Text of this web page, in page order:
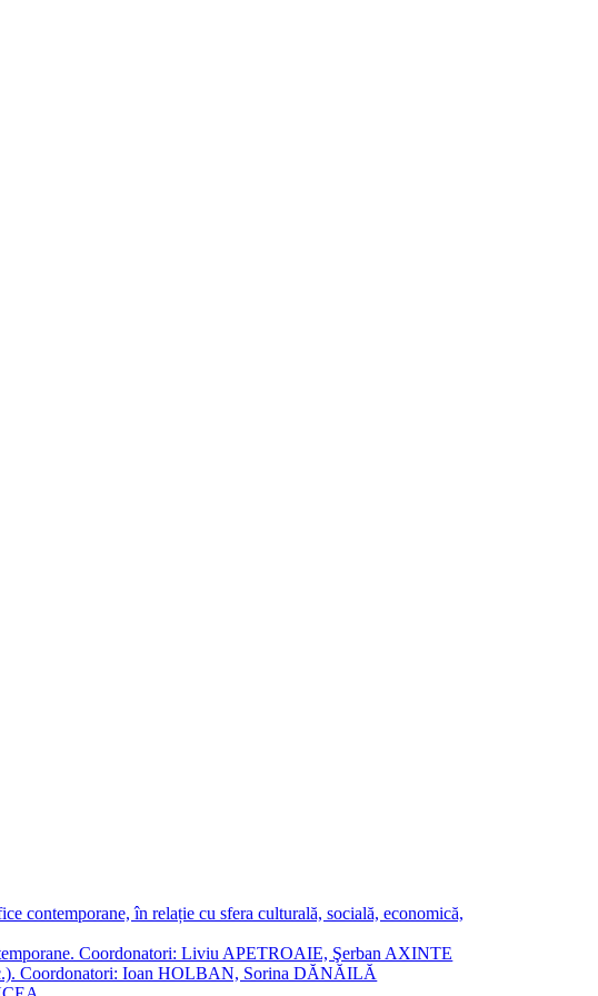
contemporane, în relație cu sfera culturală, socială, economică,
Coordonatori: Liviu APETROAIE, Şerban AXINTE
Coordonatori: Ioan HOLBAN, Sorina DĂNĂILĂ